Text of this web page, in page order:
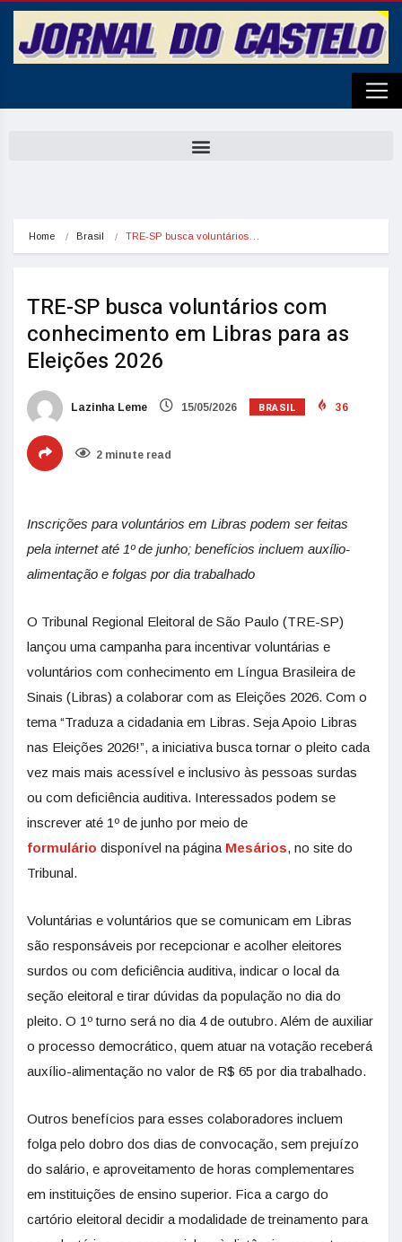
Home Brasil TRE-SP busca voluntários…
TRE-SP busca voluntários com
conhecimento em Libras para as
Eleições 2026
Lazinha Leme 15/05/2026 BRASIL 36
2 minute read
Inscrições para voluntários em Libras podem ser feitas
pela internet até 1º de junho; benefícios incluem auxílio-
alimentação e folgas por dia trabalhado
O Tribunal Regional Eleitoral de São Paulo (TRE-SP)
lançou uma campanha para incentivar voluntárias e
voluntários com conhecimento em Língua Brasileira de
Sinais (Libras) a colaborar com as Eleições 2026. Com o
tema “Traduza a cidadania em Libras. Seja Apoio Libras
nas Eleições 2026!”, a iniciativa busca tornar o pleito cada
vez mais mais acessível e inclusivo às pessoas surdas
ou com deficiência auditiva. Interessados podem se
inscrever até 1º de junho por meio de
formulário disponível na página Mesários, no site do
Tribunal.
Voluntárias e voluntários que se comunicam em Libras
são responsáveis por recepcionar e acolher eleitores
surdos ou com deficiência auditiva, indicar o local da
seção eleitoral e tirar dúvidas da população no dia do
pleito. O 1º turno será no dia 4 de outubro. Além de auxiliar
o processo democrático, quem atuar na votação receberá
auxílio-alimentação no valor de R$ 65 por dia trabalhado.
Outros benefícios para esses colaboradores incluem
folga pelo dobro dos dias de convocação, sem prejuízo
do salário, e aproveitamento de horas complementares
em instituições de ensino superior. Fica a cargo do
cartório eleitoral decidir a modalidade de treinamento para